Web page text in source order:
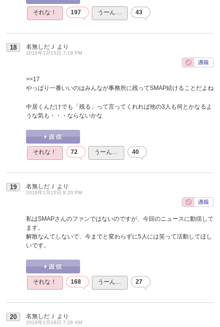
それな！ 197 うーん… 43
18 名無しだＪ より
2016年1月15日 7:19 PM
>>17
やっぱり一番いいのはみんなが事務所に残ってSMAP続けることだよね
中居くんだけでも「残る」って言ってくれれば他の3人も何とかなるよ
うな気も・・・ならないかな
それな！ 72 うーん… 40
19 名無しだＪ より
2016年1月15日 9:20 PM
私はSMAPさんのファンではないのですが、今回のニュースに動揺して
ます。
解散なんてしないで、今までと変わらずに5人には笑って活動してほし
いです。
それな！ 168 うーん… 27
20 名無しだＪ より
2016年1月16日 7:28 AM